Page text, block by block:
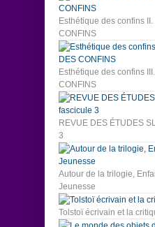
Esthétique des confins
CONFINS
Esthétique des confins
CONFINS
REVUE DES ÉTUDES
3
Autour de la trilogie,
Jeunesse
Tolstoï écrivain et la